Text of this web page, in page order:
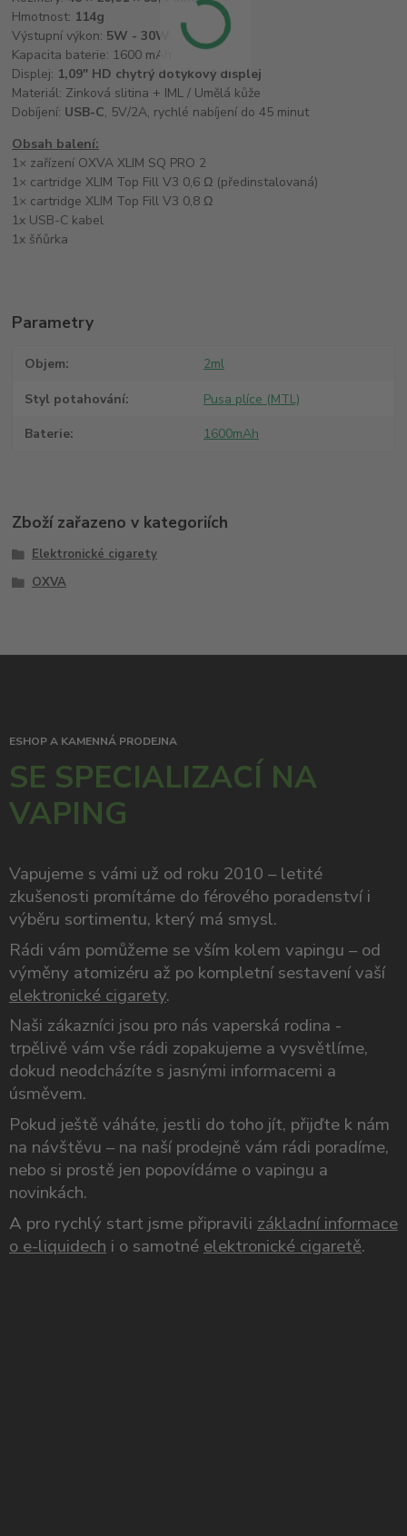
Hmotnost: 114g
Výstupní výkon: 5W - 30W
Kapacita baterie: 1600 mAh
Displej: 1,09" HD chytrý dotykový displej
Materiál: Zinková slitina + IML / Umělá kůže
Dobíjení: USB-C, 5V/2A, rychlé nabíjení do 45 minut
Obsah balení:
1× zařízení OXVA XLIM SQ PRO 2
1× cartridge XLIM Top Fill V3 0,6 Ω (předinstalovaná)
1× cartridge XLIM Top Fill V3 0,8 Ω
1x USB-C kabel
1x šňůrka
Parametry
Objem 2ml
Styl potahování Pusa plíce (MTL)
Baterie 1600mAh
Zboží zařazeno v kategoriích
Elektronické cigarety
OXVA
ESHOP A KAMENNÁ PRODEJNA
SE SPECIALIZACÍ NA
VAPING
Vapujeme s vámi už od roku 2010 – letité
zkušenosti promítáme do férového poradenství i
výběru sortimentu, který má smysl.
Rádi vám pomůžeme se vším kolem vapingu – od
výměny atomizéru až po kompletní sestavení vaší
elektronické cigarety.
Naši zákazníci jsou pro nás vaperská rodina -
trpělivě vám vše rádi zopakujeme a vysvětlíme,
dokud neodcházíte s jasnými informacemi a
úsměvem.
Pokud ještě váháte, jestli do toho jít, přijďte k nám
na návštěvu – na naší prodejně vám rádi poradíme,
nebo si prostě jen popovídáme o vapingu a
novinkách.
A pro rychlý start jsme připravili základní informace
o e-liquidech i o samotné elektronické cigaretě.